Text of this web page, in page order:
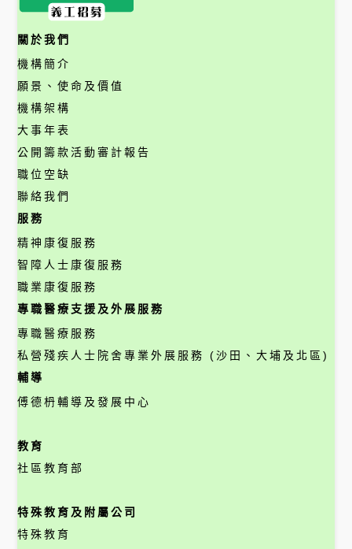
關於我們
機構簡介
願景、使命及價值
機構架構
大事年表
公開籌款活動審計報告
職位空缺
聯絡我們
服務
精神康復服務
智障人士康復服務
職業康復服務
專職醫療支援及外展服務
專職醫療服務
私營殘疾人士院舍專業外展服務 (沙田、大埔及北區)
輔導
傅德枬輔導及發展中心
教育
社區教育部
特殊教育及附屬公司
特殊教育